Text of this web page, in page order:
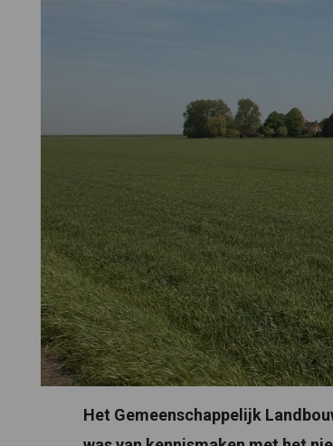
Het Gemeenschappelijk